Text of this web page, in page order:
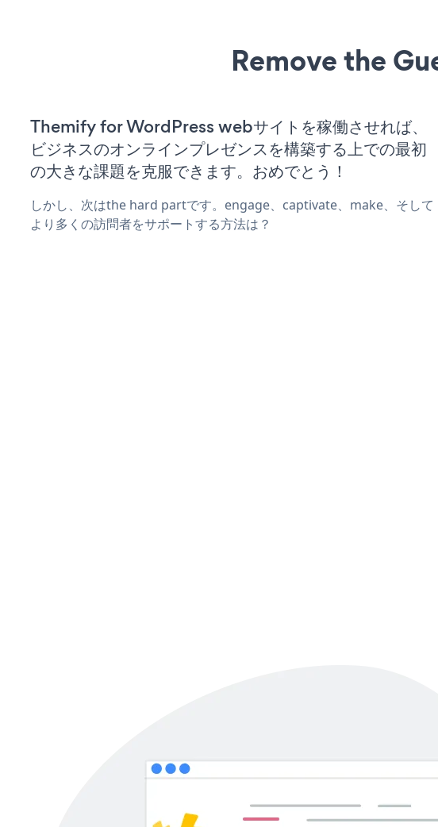
Remove the
Themify for WordPress webサイトを稼働させれば、
ビジネスのオンラインプレゼンスを構築する上での最初
の大きな課題を克服できます。おめでとう！
しかし、次はthe hard partです。engage、captivate、make、そして
より多くの訪問者をサポートする方法は？